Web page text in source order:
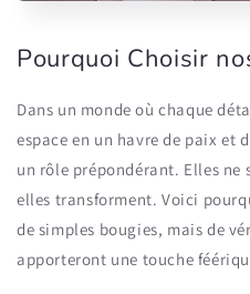
Pourquoi Choisir
Dans un monde où chaque
espace en un havre de paix et
un rôle prépondérant. Elles ne
elles transforment. Voici
de simples bougies, mais de
apporteront une touche